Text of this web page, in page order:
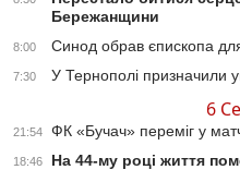
Бережанщини
8:00 Синод обрав єпископа
7:30 У Тернополі призначили
6
21:54 ФК «Бучач» переміг у
18:46 На 44-му році життя